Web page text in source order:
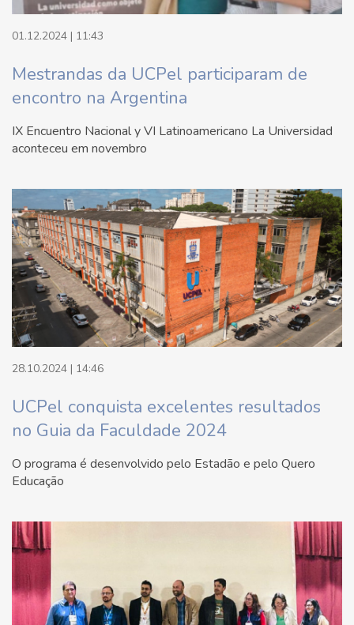
01.12.2024 | 11:43
Mestrandas da UCPel participaram de
encontro na Argentina
IX Encuentro Nacional y VI Latinoamericano La Universidad
aconteceu em novembro
28.10.2024 | 14:46
UCPel conquista excelentes resultados
no Guia da Faculdade 2024
O programa é desenvolvido pelo Estadão e pelo Quero
Educação